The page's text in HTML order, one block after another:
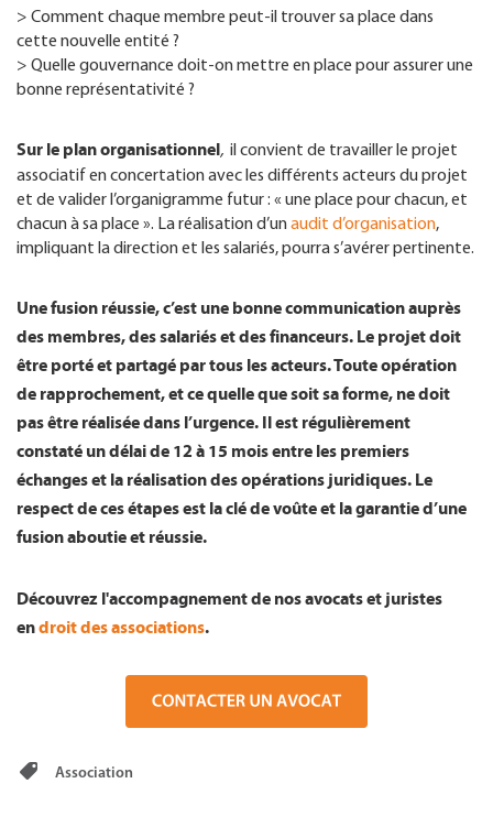
> Comment chaque membre peut-il trouver sa place dans
cette nouvelle entité ?
> Quelle gouvernance doit-on mettre en place pour assurer une
bonne représentativité ?
Sur le plan organisationnel, il convient de travailler le projet
associatif en concertation avec les différents acteurs du projet
et de valider l’organigramme futur : « une place pour chacun, et
chacun à sa place ». La réalisation d’unaudit d’organisation,
impliquant la direction et les salariés, pourra s’avérer pertinente.
Une fusion réussie, c’est une bonne communication auprès
des membres, des salariés et des financeurs. Le projet doit
être porté et partagé par tous les acteurs. Toute opération
de rapprochement, et ce quelle que soit sa forme, ne doit
pas être réalisée dans l’urgence. Il est régulièrement
constaté un délai de 12 à 15 mois entre les premiers
échanges et la réalisation des opérations juridiques. Le
respect de ces étapes est la clé de voûte et la garantie d’une
fusion aboutie et réussie.
Découvrez l'accompagnement de nos avocats et juristes
endroit des associations.
Association